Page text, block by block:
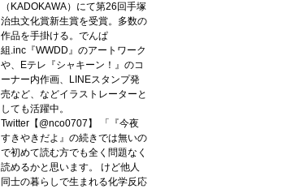
（KADOKAWA）にて第26回手塚
治虫文化賞新生賞を受賞。多数の
作品を手掛ける。でんぱ
組.inc『WWDD』のアートワーク
や、Eテレ『シャキーン！』のコ
ーナー内作画、LINEスタンプ発
売など、などイラストレーターと
しても活躍中。
Twitter【@nco0707】 「『今夜
すきやきだよ』の続きでは無いの
で初めて読む方でも全く問題なく
読めるかと思います。 けど他人
同士の暮らしで生まれる化学反応